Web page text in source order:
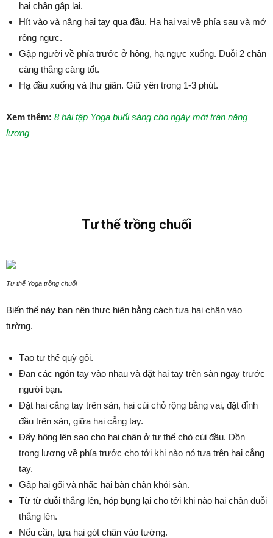
hai chân gập lại.
Hít vào và nâng hai tay qua đầu. Hạ hai vai về phía sau và mở
rộng ngực.
Gập người về phía trước ở hông, hạ ngực xuống. Duỗi 2 chân
càng thẳng càng tốt.
Hạ đầu xuống và thư giãn. Giữ yên trong 1-3 phút.
Xem thêm: 8 bài tập Yoga buổi sáng cho ngày mới tràn năng
lượng
Tư thế trồng chuối
Tư thế Yoga trồng chuối
Biến thể này bạn nên thực hiện bằng cách tựa hai chân vào
tường.
Tạo tư thế quỳ gối.
Đan các ngón tay vào nhau và đặt hai tay trên sàn ngay trước
người bạn.
Đặt hai cẳng tay trên sàn, hai cùi chỏ rộng bằng vai, đặt đỉnh
đầu trên sàn, giữa hai cẳng tay.
Đẩy hông lên sao cho hai chân ở tư thế chó cúi đầu. Dồn
trọng lượng về phía trước cho tới khi nào nó tựa trên hai cẳng
tay.
Gập hai gối và nhấc hai bàn chân khỏi sàn.
Từ từ duỗi thẳng lên, hóp bụng lại cho tới khi nào hai chân duỗi
thẳng lên.
Nếu cần, tựa hai gót chân vào tường.